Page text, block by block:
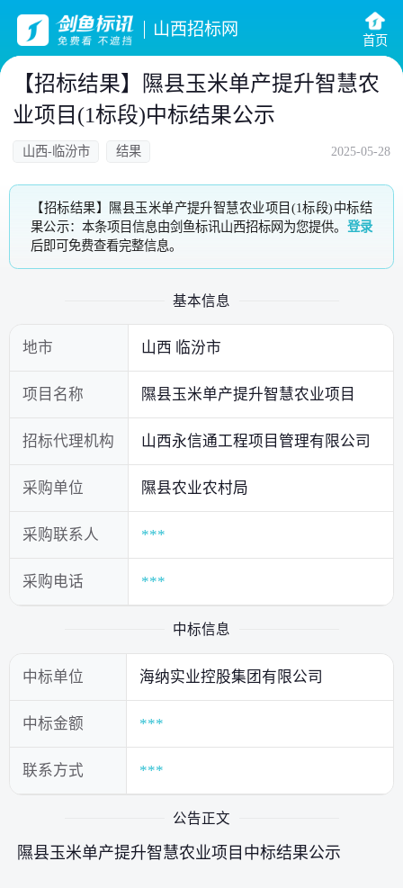
山西招标网
首页
【招标结果】隰县玉米单产提升智慧农
业项目(1标段)中标结果公示
山西-临汾市 结果 2025-05-28
【招标结果】隰县玉米单产提升智慧农业项目(1标段)中标结
果公示：本条项目信息由剑鱼标讯山西招标网为您提供。 登录
后即可免费查看完整信息。
基本信息
地市 山西 临汾市
项目名称 隰县玉米单产提升智慧农业项目
招标代理机构 山西永信通工程项目管理有限公司
采购单位 隰县农业农村局
采购联系人 ***
采购电话 ***
中标信息
中标单位 海纳实业控股集团有限公司
中标金额 ***
联系方式 ***
公告正文
隰县玉米单产提升智慧农业项目中标结果公示